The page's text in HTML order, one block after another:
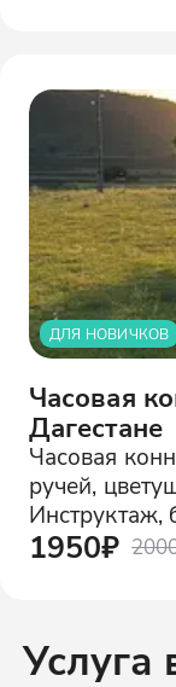
ДЛЯ НОВИЧКОВ
Часовая
Дагестане
Часовая
ручей,
Инструктаж,
1950₽
Услуга